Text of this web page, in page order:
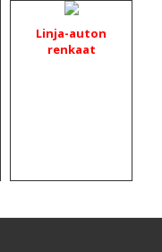
Linja-auton
renkaat